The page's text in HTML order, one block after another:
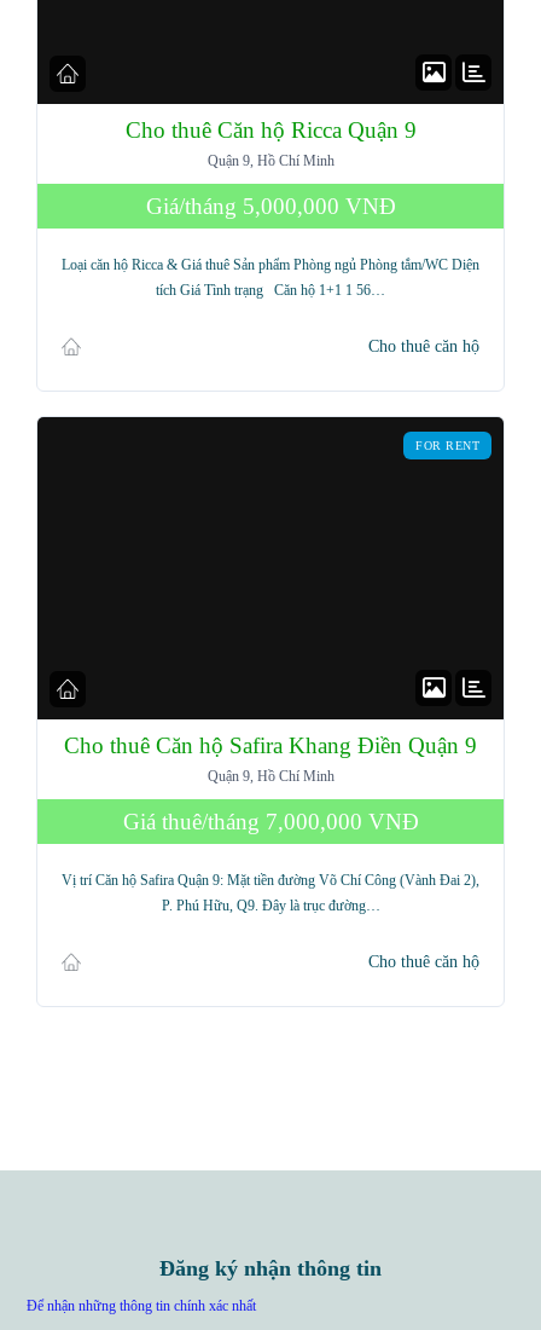
Cho thuê Căn hộ Ricca Quận 9
Quận 9, Hồ Chí Minh
Giá/tháng 5,000,000 VNĐ
Loại căn hộ Ricca & Giá thuê Sản phẩm Phòng ngủ Phòng tắm/WC Diện
tích Giá Tình trạng Căn hộ 1+1 1 56…
Cho thuê căn hộ
FOR RENT
Cho thuê Căn hộ Safira Khang Điền Quận 9
Quận 9, Hồ Chí Minh
Giá thuê/tháng 7,000,000 VNĐ
Vị trí Căn hộ Safira Quận 9: Mặt tiền đường Võ Chí Công (Vành Đai 2),
P. Phú Hữu, Q9. Đây là trục đường…
Cho thuê căn hộ
Đăng ký nhận thông tin
Để nhận những thông tin chính xác nhất